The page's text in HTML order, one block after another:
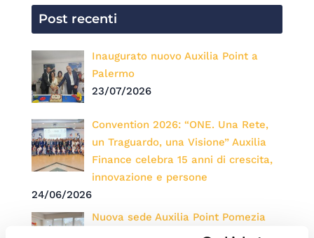
Post recenti
Inaugurato nuovo Auxilia Point a
Palermo
23/07/2026
Convention 2026: “ONE. Una Rete,
un Traguardo, una Visione” Auxilia
Finance celebra 15 anni di crescita,
innovazione e persone
24/06/2026
Nuova sede Auxilia Point Pomezia